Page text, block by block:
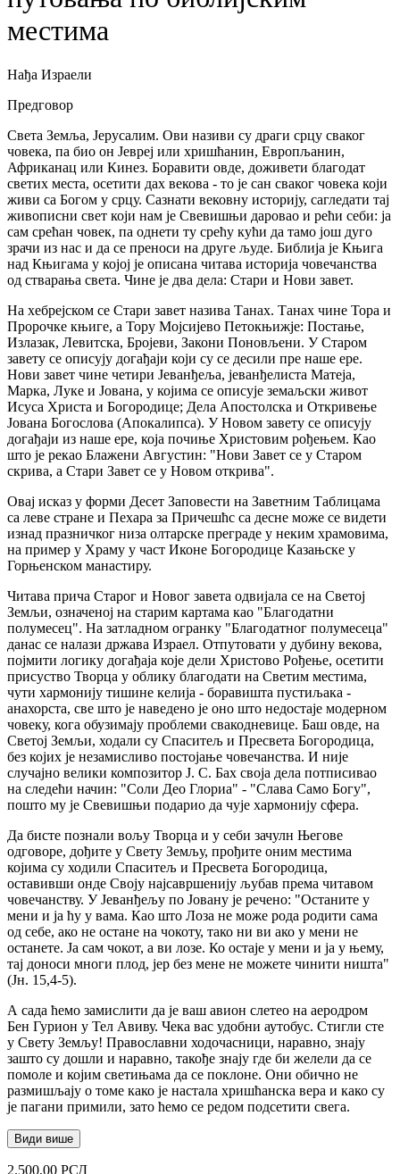
местима
Нађа Израели
Предговор
Света Земља, Јерусалим. Ови називи су драги срцу сваког
човека, па био он Јевреј или хришћанин, Европљанин,
Африканац или Кинез. Боравити овде, доживети благодат
светих места, осетити дах векова - то је сан сваког човека који
живи са Богом у срцу. Сазнати вековну историју, сагледати тај
живописни свет који нам је Свевишњи даровао и рећи себи: ја
сам срећан човек, па однети ту срећу кући да тамо још дуго
зрачи из нас и да се преноси на друге људе. Библија је Књига
над Књигама у којој је описана читава историја човечанства
од стварања света. Чине је два дела: Стари и Нови завет.
На хебрејском се Стари завет назива Танах. Танах чине Тора и
Пророчке књиге, а Тору Мојсијево Петокњижје: Постање,
Излазак, Левитска, Бројеви, Закони Поновљени. У Старом
завету се описују догађаји који су се десили пре наше ере.
Нови завет чине четири Јеванђеља, јеванђелиста Матеја,
Марка, Луке и Јована, у којима се описује земаљски живот
Исуса Христа и Богородице; Дела Апостолска и Откривење
Јована Богослова (Апокалипса). У Новом завету се описују
догађаји из наше ере, која почиње Христовим рођењем. Као
што је рекао Блажени Августин: "Нови Завет се у Старом
скрива, а Стари Завет се у Новом открива".
Овај исказ у форми Десет Заповести на Заветним Таблицама
са леве стране и Пехара за Причешћс са десне може се видети
изнад празничког низа олтарске преграде у неким храмовима,
на пример у Храму у част Иконе Богородице Казањске у
Горњенском манастиру.
Читава прича Старог и Новог завета одвијала се на Светој
Земљи, означеној на старим картама као "Благодатни
полумесец". На затладном огранку "Благодатног полумесеца"
данас се налази држава Израел. Отпутовати у дубину векова,
појмити логику догађаја које дели Христово Рођење, осетити
присуство Творца у облику благодати на Светим местима,
чути хармонију тишине келија - боравишта пустиљака -
анахорста, све што је наведено је оно што недостаје модерном
човеку, кога обузимају проблеми свакодневице. Баш овде, на
Светој Земљи, ходали су Спаситељ и Пресвета Богородица,
без којих је незамисливо постојање човечанства. И није
случајно велики композитор Ј. С. Бах своја дела потписивао
на следећи начин: "Соли Део Глориа" - "Слава Само Богу",
пошто му је Свевишњи подарио да чује хармонију сфера.
Да бисте познали вољу Творца и у себи зачулн Његове
одговоре, дођите у Свету Земљу, прођите оним местима
којима су ходили Спаситељ и Пресвета Богородица,
оставивши онде Своју најсавршенију љубав према читавом
човечанству. У Јеванђељу по Јовану је речено: "Останите у
мени и ја ћу у вама. Као што Лоза не може рода родити сама
од себе, ако не остане на чокоту, тако ни ви ако у мени не
останете. Ја сам чокот, а ви лозе. Ко остаје у мени и ја у њему,
тај доноси многи плод, јер без мене не можете чинити ништа"
(Јн. 15,4-5).
А сада ћемо замислити да је ваш авион слетео на аеродром
Бен Гурион у Тел Авиву. Чека вас удобни аутобус. Стигли сте
у Свету Земљу! Православни ходочасници, наравно, знају
зашто су дошли и наравно, такође знају где би желели да се
помоле и којим светињама да се поклоне. Они обично не
размишљају о томе како је настала хришћанска вера и како су
је пагани примили, зато ћемо се редом подсетити свега.
Види више
2.500,00 РСД